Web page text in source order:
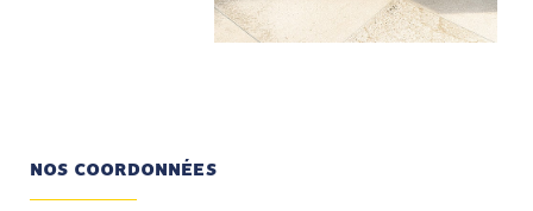
NOS COORDONNÉES